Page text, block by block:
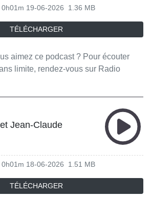
0h01m 19-06-2026 1.36 MB
TÉLÉCHARGER
limite, rendez-vous sur Radio
Jean-Claude
0h01m 18-06-2026 1.51 MB
TÉLÉCHARGER